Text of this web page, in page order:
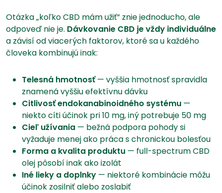
Otázka „koľko CBD mám užiť” znie jednoducho, ale
odpoveď nie je. Dávkovanie CBD je vždy individuálne
a závisí od viacerých faktorov, ktoré sa u každého
človeka kombinujú inak:
Telesná hmotnosť— vyššia hmotnosť spravidla
znamená vyššiu efektívnu dávku
Citlivosť endokanabinoidného systému —
niekto cíti účinok pri 10 mg, iný potrebuje 50 mg
Cieľ užívania — bežná podpora pohody si
vyžaduje menej ako práca s chronickou bolesťou
Forma a kvalita produktu — full-spectrum CBD
olej pôsobí inak ako izolát
Iné lieky a doplnky — niektoré kombinácie môžu
účinok zosilniť alebo zoslabiť